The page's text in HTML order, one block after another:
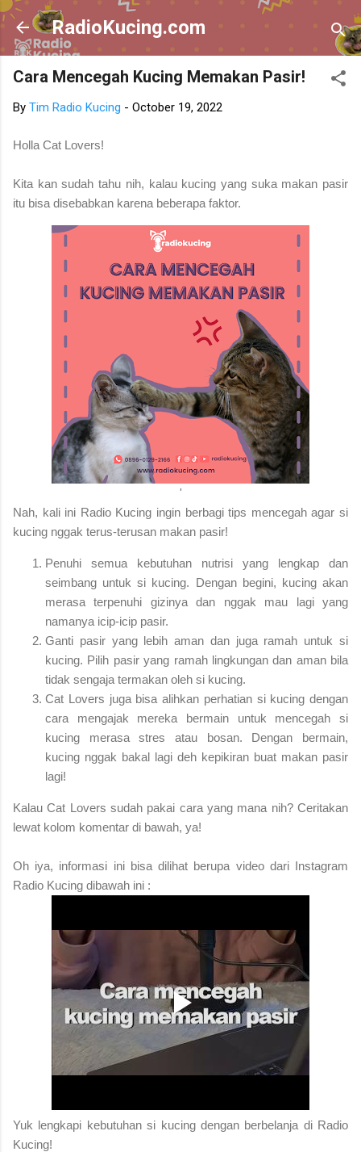
Skip to main content
RadioKucing.com
Cara Mencegah Kucing Memakan Pasir!
By Tim Radio Kucing - October 19, 2022
Holla Cat Lovers!
Kita kan sudah tahu nih, kalau kucing yang suka makan pasir
itu bisa disebabkan karena beberapa faktor.
'
Nah, kali ini Radio Kucing ingin berbagi tips mencegah agar si
kucing nggak terus-terusan makan pasir!
Penuhi semua kebutuhan nutrisi yang lengkap dan
seimbang untuk si kucing. Dengan begini, kucing akan
merasa terpenuhi gizinya dan nggak mau lagi yang
namanya icip-icip pasir.
Ganti pasir yang lebih aman dan juga ramah untuk si
kucing. Pilih pasir yang ramah lingkungan dan aman bila
tidak sengaja termakan oleh si kucing.
Cat Lovers juga bisa alihkan perhatian si kucing dengan
cara mengajak mereka bermain untuk mencegah si
kucing merasa stres atau bosan. Dengan bermain,
kucing nggak bakal lagi deh kepikiran buat makan pasir
lagi!
Kalau Cat Lovers sudah pakai cara yang mana nih? Ceritakan
lewat kolom komentar di bawah, ya!
Oh iya, informasi ini bisa dilihat berupa video dari Instagram
Radio Kucing dibawah ini :
Yuk lengkapi kebutuhan si kucing dengan berbelanja di Radio
Kucing!